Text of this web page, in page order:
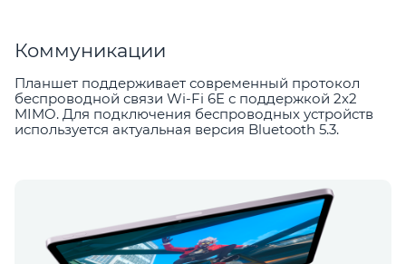
Коммуникации
Планшет поддерживает современный протокол
беспроводной связи Wi-Fi 6E с поддержкой 2х2
MIMO. Для подключения беспроводных устройств
используется актуальная версия Bluetooth 5.3.